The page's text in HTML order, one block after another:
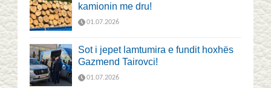
kamionin me dru!
01.07.2026
Sot i jepet lamtumira e fundit hoxhës
Gazmend Tairovci!
01.07.2026